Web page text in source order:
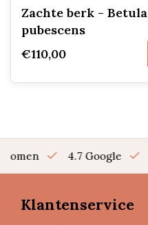
Zachte berk - Betula
pubescens
€110,00
bomen 4.7 Google
Klantenservice